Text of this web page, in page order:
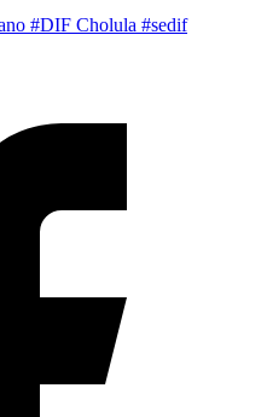
#DIF Cholula #sedif